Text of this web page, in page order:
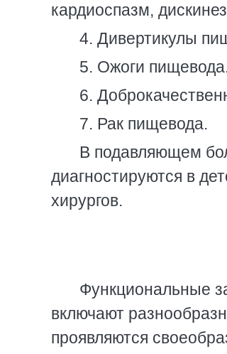
кардиоспазм,
4. Дивертикулы
5. Ожоги
6.
7. Рак пищевода.
В подавляющем
диагностируются в
хирургов.
Функциональные
включают
проявляются